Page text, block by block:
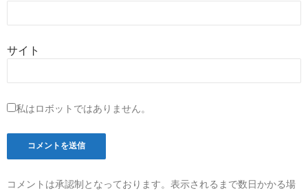
サイト
私はロボットではありません。
コメントは承認制となっております。表示されるまで数日かかる場